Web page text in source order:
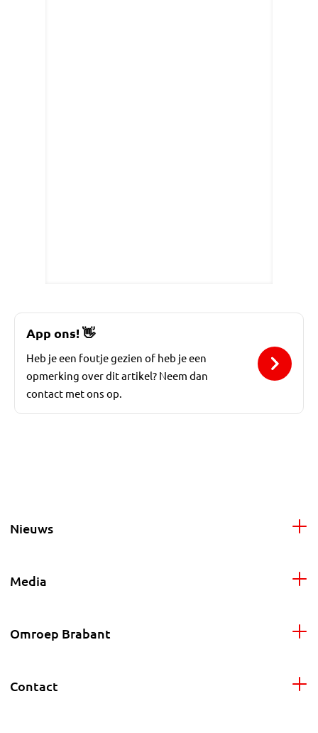
App ons!👋
Heb je een foutje gezien of heb je een
opmerking over dit artikel? Neem dan
contact met ons op.
Nieuws
Media
Omroep Brabant
Contact